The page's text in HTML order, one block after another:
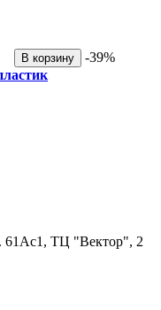
В корзину
-39%
61Ас1, ТЦ "Вектор", 2